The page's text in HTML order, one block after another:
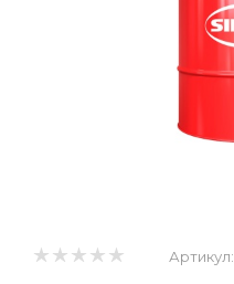
Артикул: